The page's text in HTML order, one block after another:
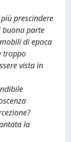
prescindere
parte
di epoca
troppo
vista in
la